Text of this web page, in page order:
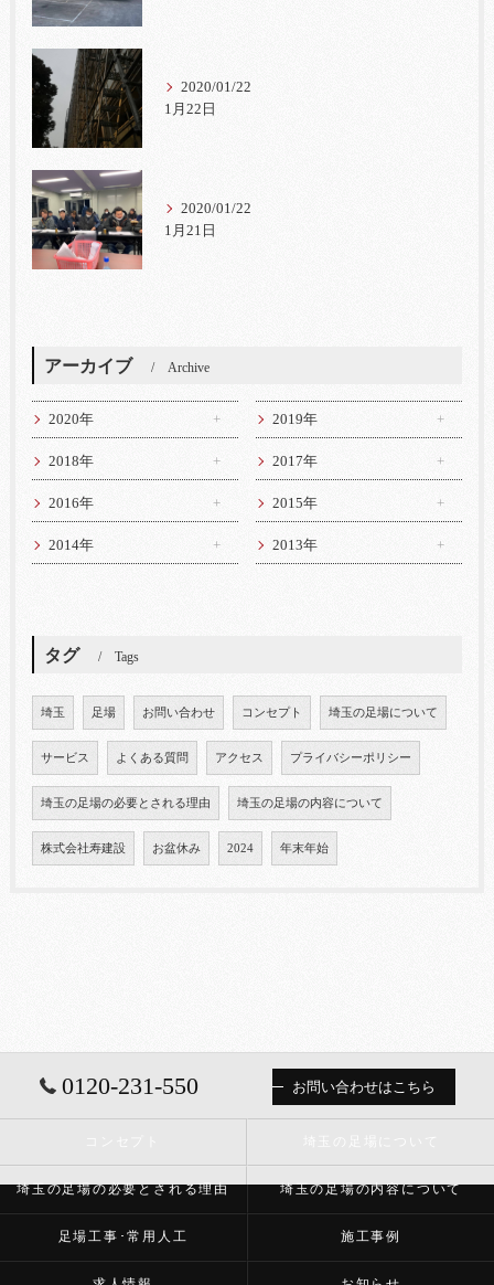
2020/01/22
1月22日
2020/01/22
1月21日
アーカイブ Archive
2020年 2019年
2018年 2017年
2016年 2015年
2014年 2013年
タグ Tags
埼玉 足場 お問い合わせ コンセプト 埼玉の足場について
サービス よくある質問 アクセス プライバシーポリシー
埼玉の足場の必要とされる理由 埼玉の足場の内容について
株式会社寿建設 お盆休み 2024 年末年始
0120-231-550 お問い合わせはこちら
埼玉の足場の必要とされる理由 埼玉の足場の内容について
足場工事･常用人工 施工事例